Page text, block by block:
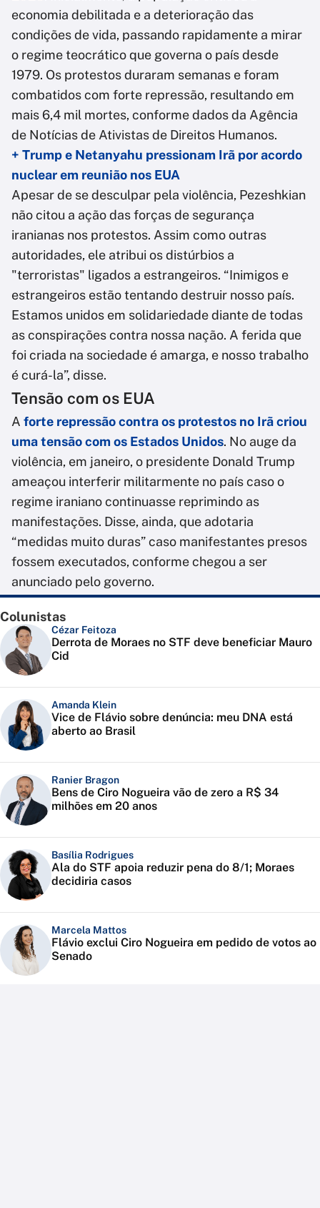
economia debilitada e a deterioração das
condições de vida, passando rapidamente a mirar
o regime teocrático que governa o país desde
1979. Os protestos duraram semanas e foram
combatidos com forte repressão, resultando em
mais 6,4 mil mortes, conforme dados da Agência
de Notícias de Ativistas de Direitos Humanos.
+ Trump e Netanyahu pressionam Irã por acordo
nuclear em reunião nos EUA
Apesar de se desculpar pela violência, Pezeshkian
não citou a ação das forças de segurança
iranianas nos protestos. Assim como outras
autoridades, ele atribui os distúrbios a
"terroristas" ligados a estrangeiros. “Inimigos e
estrangeiros estão tentando destruir nosso país.
Estamos unidos em solidariedade diante de todas
as conspirações contra nossa nação. A ferida que
foi criada na sociedade é amarga, e nosso trabalho
é curá-la”, disse.
Tensão com os EUA
A forte repressão contra os protestos no Irã criou
uma tensão com os Estados Unidos. No auge da
violência, em janeiro, o presidente Donald Trump
ameaçou interferir militarmente no país caso o
regime iraniano continuasse reprimindo as
manifestações. Disse, ainda, que adotaria
“medidas muito duras” caso manifestantes presos
fossem executados, conforme chegou a ser
anunciado pelo governo.
Colunistas
Cézar Feitoza
Derrota de Moraes no STF deve beneficiar Mauro
Cid
Amanda Klein
Vice de Flávio sobre denúncia: meu DNA está
aberto ao Brasil
Ranier Bragon
Bens de Ciro Nogueira vão de zero a R$ 34
milhões em 20 anos
Basília Rodrigues
Ala do STF apoia reduzir pena do 8/1; Moraes
decidiria casos
Marcela Mattos
Flávio exclui Ciro Nogueira em pedido de votos ao
Senado